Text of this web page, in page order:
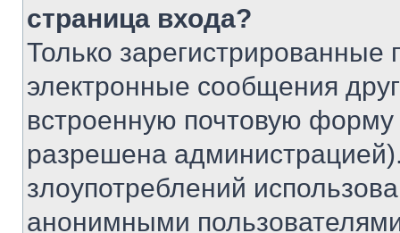
страница входа?
Только зарегистрированные
электронные сообщения
встроенную почтовую
разрешена
злоупотреблений
анонимными